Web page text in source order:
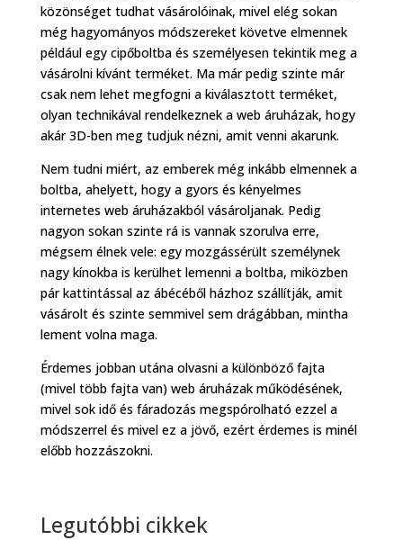
közönséget tudhat vásárolóinak, mivel elég sokan
még hagyományos módszereket követve elmennek
például egy cipőboltba és személyesen tekintik meg a
vásárolni kívánt terméket. Ma már pedig szinte már
csak nem lehet megfogni a kiválasztott terméket,
olyan technikával rendelkeznek a web áruházak, hogy
akár 3D-ben meg tudjuk nézni, amit venni akarunk.
Nem tudni miért, az emberek még inkább elmennek a
boltba, ahelyett, hogy a gyors és kényelmes
internetes web áruházakból vásároljanak. Pedig
nagyon sokan szinte rá is vannak szorulva erre,
mégsem élnek vele: egy mozgássérült személynek
nagy kínokba is kerülhet lemenni a boltba, miközben
pár kattintással az ábécéből házhoz szállítják, amit
vásárolt és szinte semmivel sem drágábban, mintha
lement volna maga.
Érdemes jobban utána olvasni a különböző fajta
(mivel több fajta van) web áruházak működésének,
mivel sok idő és fáradozás megspórolható ezzel a
módszerrel és mivel ez a jövő, ezért érdemes is minél
előbb hozzászokni.
Legutóbbi cikkek